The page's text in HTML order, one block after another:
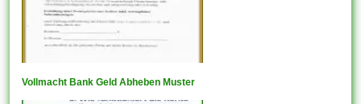
Vollmacht Bank Geld Abheben Muster